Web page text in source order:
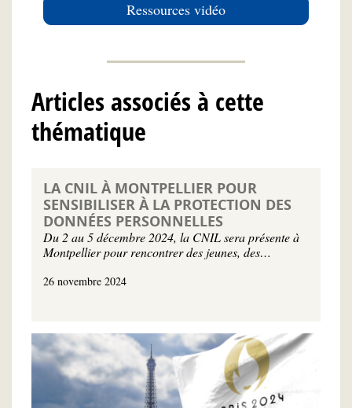
Ressources vidéo
Articles associés à cette
thématique
LA CNIL À MONTPELLIER POUR
SENSIBILISER À LA PROTECTION DES
DONNÉES PERSONNELLES
Du 2 au 5 décembre 2024, la CNIL sera présente à
Montpellier pour rencontrer des jeunes, des…
26 novembre 2024